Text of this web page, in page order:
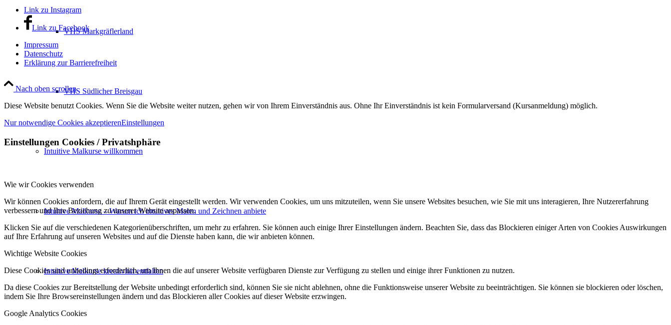
VHS Markgräflerland
VHS Südlicher Breisgau
Intuitive Malkurse willkommen
Intuitive Malkurse – Warum ich intuitives Malen und Zeichnen anbiete
Intuitive Malkurse kreativität entfalten
Link zu Instagram
Link zu Facebook
Impressum
Datenschutz
Erklärung zur Barrierefreiheit
Nach oben scrollen
Diese Website benutzt Cookies. Wenn Sie die Website weiter nutzen, gehen wir von Ihrem Einverständnis aus. Ohne Ihr Einverständnis ist kein Formularversand (Kursanmeldung) möglich.
Nur notwendige Cookies akzeptierenEinstellungen
Einstellungen Cookies / Privatshphäre
Wie wir Cookies verwenden
Wir können Cookies anfordern, die auf Ihrem Gerät eingestellt werden. Wir verwenden Cookies, um uns mitzuteilen, wenn Sie unsere Websites besuchen, wie Sie mit uns interagieren, Ihre Nutzererfahrung
verbessern und Ihre Beziehung zu unserer Website anpassen.
Klicken Sie auf die verschiedenen Kategorienüberschriften, um mehr zu erfahren. Sie können auch einige Ihrer Einstellungen ändern. Beachten Sie, dass das Blockieren einiger Arten von Cookies Auswirkungen
auf Ihre Erfahrung auf unseren Websites und auf die Dienste haben kann, die wir anbieten können.
Wichtige Website Cookies
Diese Cookies sind unbedingt erforderlich, um Ihnen die auf unserer Website verfügbaren Dienste zur Verfügung zu stellen und einige ihrer Funktionen zu nutzen.
Da diese Cookies zur Bereitstellung der Website unbedingt erforderlich sind, können Sie sie nicht ablehnen, ohne die Funktionsweise unserer Website zu beeinträchtigen. Sie können sie blockieren oder löschen,
indem Sie Ihre Browsereinstellungen ändern und das Blockieren aller Cookies auf dieser Website erzwingen.
Google Analytics Cookies